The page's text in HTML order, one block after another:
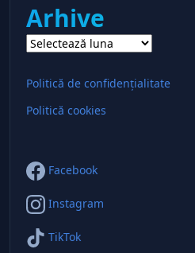
Arhive
Politică de confidențialitate
Politică cookies
Facebook
Instagram
TikTok